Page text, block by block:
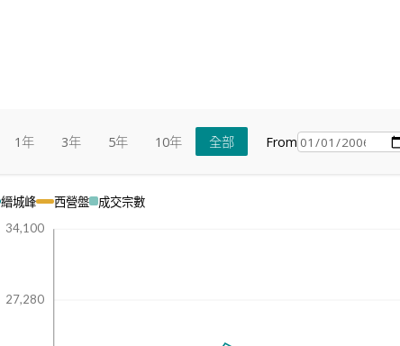
1年 3年 5年 10年 全部 From
縉城峰 西營盤 成交宗數
34,100
27,280